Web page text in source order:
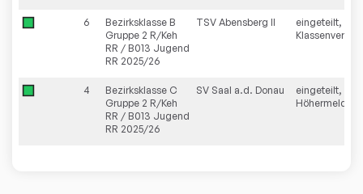
6
Bezirksklasse B
Gruppe 2 R/Keh
RR / B013 Jugend
RR 2025/26
TSV Abensberg II
eingeteilt,
4
Bezirksklasse C
Gruppe 2 R/Keh
RR / B013 Jugend
RR 2025/26
SV Saal a.d. Donau
eingeteilt,